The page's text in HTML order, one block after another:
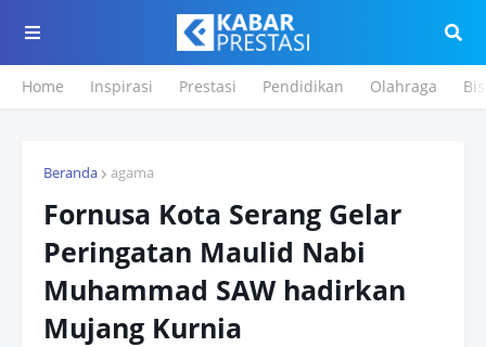
Home Inspirasi Prestasi Pendidikan Olahraga
Beranda agama
Fornusa Kota Serang Gelar
Peringatan Maulid Nabi
Muhammad SAW hadirkan
Mujang Kurnia